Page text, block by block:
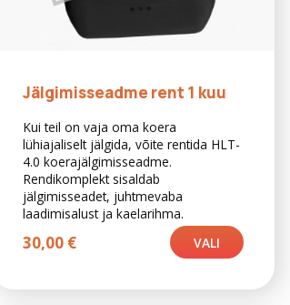
Jälgimisseadme rent 1 kuu
Kui teil on vaja oma koera
lühiajaliselt jälgida, võite rentida HLT-
4.0 koerajälgimisseadme.
Rendikomplekt sisaldab
jälgimisseadet, juhtmevaba
laadimisalust ja kaelarihma.
30,00 € VALI
This